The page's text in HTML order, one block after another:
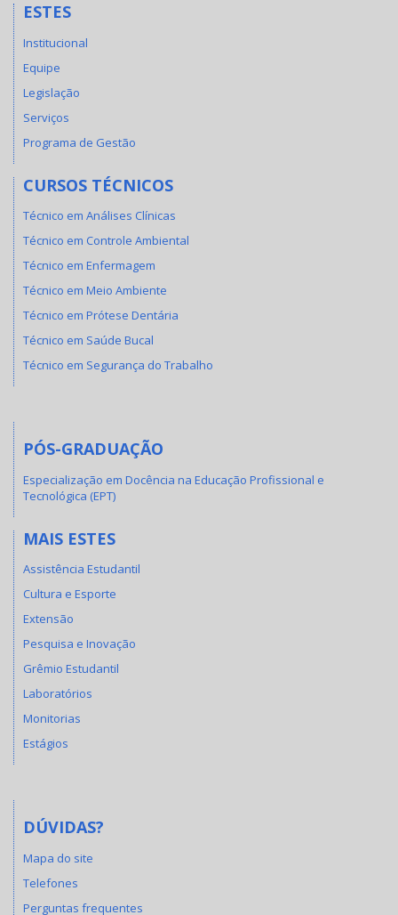
ESTES
Institucional
Equipe
Legislação
Serviços
Programa de Gestão
CURSOS TÉCNICOS
Técnico em Análises Clínicas
Técnico em Controle Ambiental
Técnico em Enfermagem
Técnico em Meio Ambiente
Técnico em Prótese Dentária
Técnico em Saúde Bucal
Técnico em Segurança do Trabalho
PÓS-GRADUAÇÃO
Especialização em Docência na Educação Profissional e
Tecnológica (EPT)
MAIS ESTES
Assistência Estudantil
Cultura e Esporte
Extensão
Pesquisa e Inovação
Grêmio Estudantil
Laboratórios
Monitorias
Estágios
DÚVIDAS?
Mapa do site
Telefones
Perguntas frequentes